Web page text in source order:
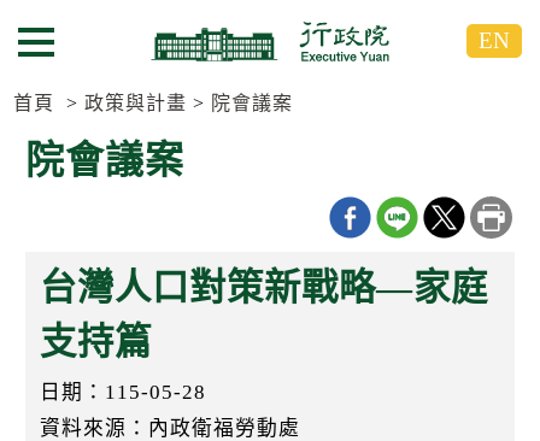
到
要
到
要
選單按鈕 EN
首頁 政策與計畫 院會議案
院會議案
台灣人口對策新戰略—家庭
支持篇
日期：115-05-28
資料來源：內政衛福勞動處